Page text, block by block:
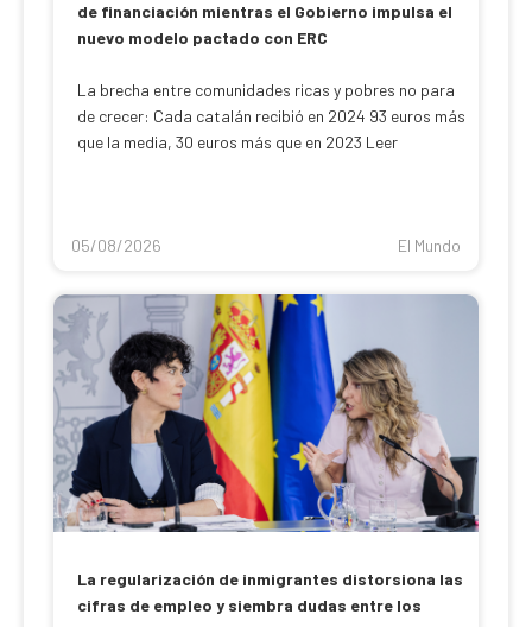
de financiación mientras el Gobierno impulsa el
nuevo modelo pactado con ERC
La brecha entre comunidades ricas y pobres no para
de crecer: Cada catalán recibió en 2024 93 euros más
que la media, 30 euros más que en 2023 Leer
05/08/2026 El Mundo
La regularización de inmigrantes distorsiona las
cifras de empleo y siembra dudas entre los